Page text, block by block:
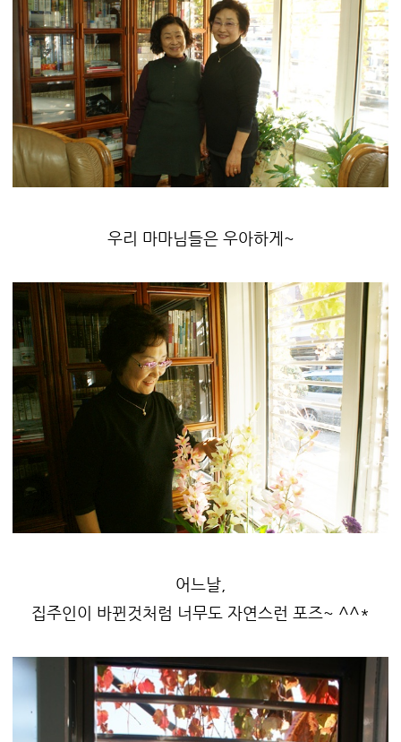
우리 마마님들은 우아하게~
어느날,
집주인이 바뀐것처럼 너무도 자연스런 포즈~ ^^*